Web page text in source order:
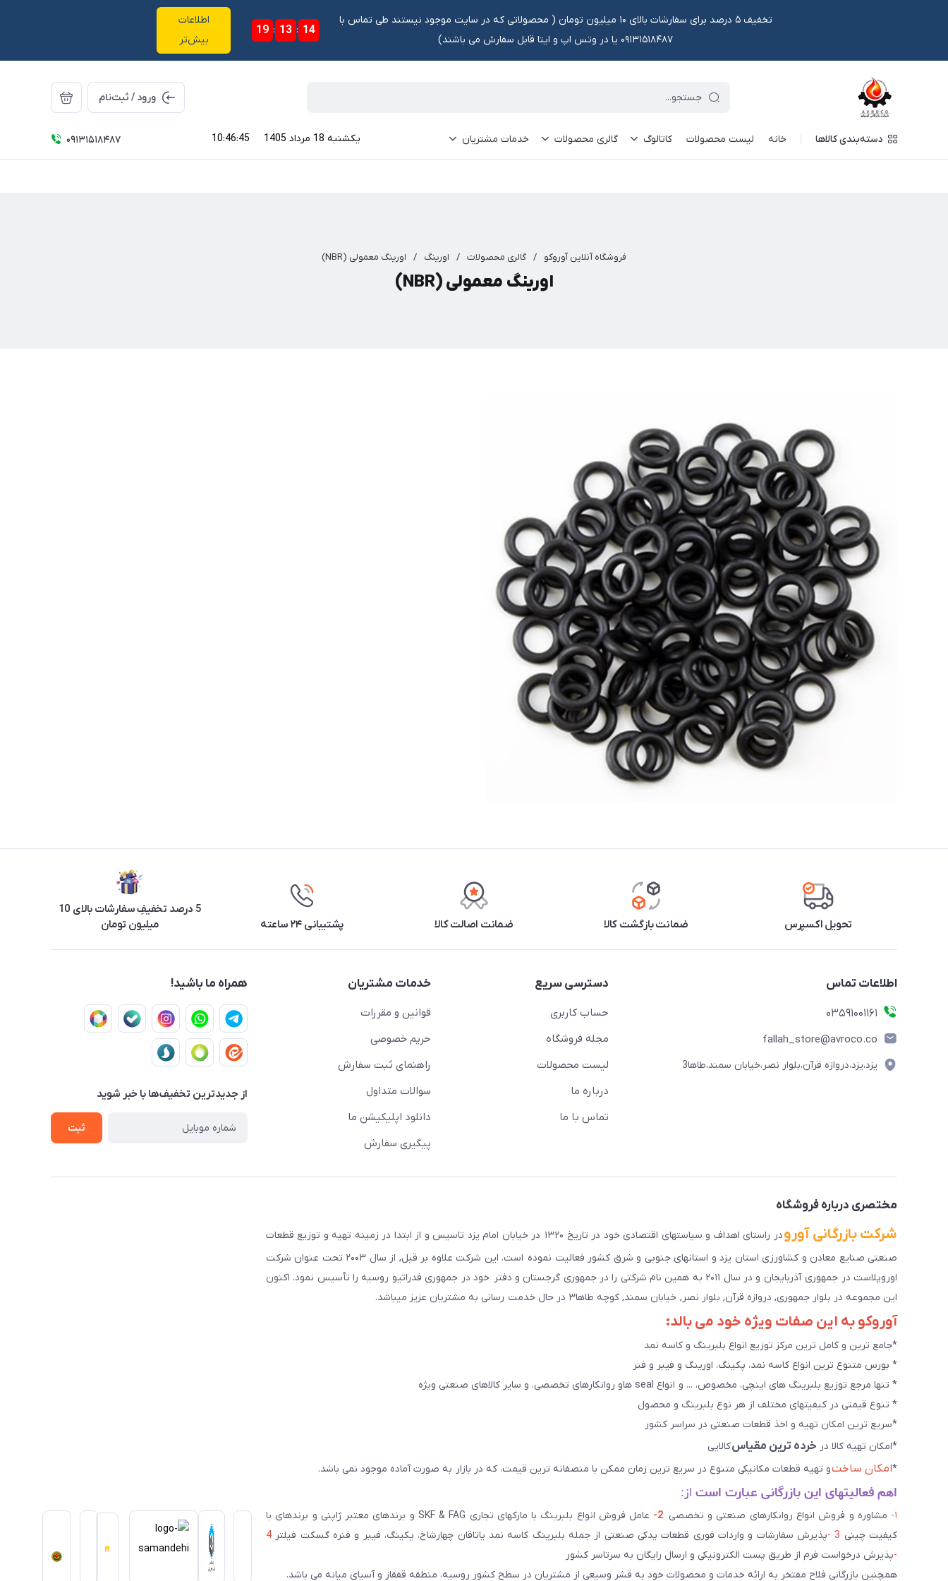
تخفیف ۵ درصد برای سفارشات بالای ۱۰ میلیون تومان ‌‌(‌‌ محصولاتی که در سایت موجود نیستند طی تماس با
۰۹۱۳۱۵۱۸۴۸۷ یا در وتس اپ و ایتا قابل سفارش می باشند)
19 : 13 : 14
اطلاعات
بیش‌تر
ورود / ثبت‌نام
دسته‌بندی کالاها خانه لیست محصولات کاتالوگ گالری محصولات خدمات مشتریان يكشنبه 18 مرداد 1405 10:46:45
09131518487
فروشگاه آنلاین آوروکو / گالری محصولات / اورینگ / اورینگ معمولی (NBR)
اورینگ معمولی (NBR)
تحویل اکسپرس ضمانت بازگشت کالا ضمانت اصالت کالا پشتیبانی ۲۴ ساعته
5 درصد تخفیفِ سفارشات بالای 10
میلیون تومان
اطلاعات تماس
03591001161
fallah_store@avroco.co
یزد،یزد،دروازه قرآن،بلوار نصر،خیابان سمند،طاها3
دسترسی سریع
حساب کاربری
مجله فروشگاه
لیست محصولات
درباره ما
تماس با ما
خدمات مشتریان
قوانین و مقررات
حریم خصوصی
راهنمای ثبت سفارش
سوالات متداول
دانلود اپلیکیشن ما
پیگیری سفارش
همراه ما باشید!
از جدید‌ترین تخفیف‌ها با‌ خبر شوید
ثبت
مختصری درباره فروشگاه
شرکت بازرگانی آورو
در راستای اهداف و سیاستهای اقتصادی خود در تاریخ ۱۳۲۰ در خیابان امام یزد تاسیس و از ابتدا در زمینه تهیه و توزیع قطعات
صنعتی صنایع معادن و کشاورزی استان یزد و استانهای جنوبی و شرق کشور فعالیت نموده است. این شرکت علاوه بر قبل, از سال ۲۰۰۳ تحت عنوان شرکت
اوروپلاست در جمهوری آذربایجان و در سال ۲۰۱۱ به همین نام شرکتی را در جمهوری گرجستان و دفتر خود در جمهوری فدراتیو روسیه را تأسیس نمود. اکنون
این مجموعه در بلوار جمهوری, دروازه قرآن, بلوار نصر, خیابان سمند, کوچه طاها۳ در حال خدمت رسانی به مشتریان عزیز میباشد.
آوروکو به این صفات ویژه خود می بالد:
*جامع ترین و کامل ترین مرکز توزیع انواع بلبرینگ و کاسه نمد
* بورس متنوع ترین انواع کاسه نمد، پکینگ، اورینگ و فیبر و فنر
* تنها مرجع توزیع بلبرینگ های اینچی، مخصوص، ... و انواع seal هاو روانکارهای تخصصی. و سایر کالاهای صنعتی ويژه
* تنوع قیمتی در کیفیتهای مختلف از هر نوع بلبرینگ و محصول
*سریع ترین امکان تهیه و اخذ قطعات صنعتی در سراسر کشور
*امکان تهیه کالا در خرده ترین مقیاسکالایی
*امکان ساختو تهیه قطعات مکانیکی متنوع در سریع ترین زمان ممکن با منصفانه ترین قیمت، که در بازار به صورت آماده موجود نمی باشد.
اهم فعالیتهای این بازرگانی عبارت است از:
۱- مشاوره و فروش انواع روانکارهای صنعتی و تخصصی 2-
عامل فروش انواع بلبرینگ با مارکهای تجاری SKF & FAG و برندهای معتبر ژاپنی و برندهای با
کیفیت چینی 3 - پذیرش سفارشات و واردات فوری قطعات یدکی صنعتی از جمله بلبرینگ کاسه نمد یاتاقان چهارشاخ، پکینگ، فیبر و فنره گسکت فیلتر 4
-پذیرش درخواست فرم از طریق پست الکترونیکی و ارسال رایگان به سرتاسر کشور
همچنین بازرگانی فلاح مفتخر به ارائه خدمات و محصولات خود به قشر وسیعی از مشتریان در سطح کشور روسیه، منطقه قفقاز و آسیای میانه می باشد.